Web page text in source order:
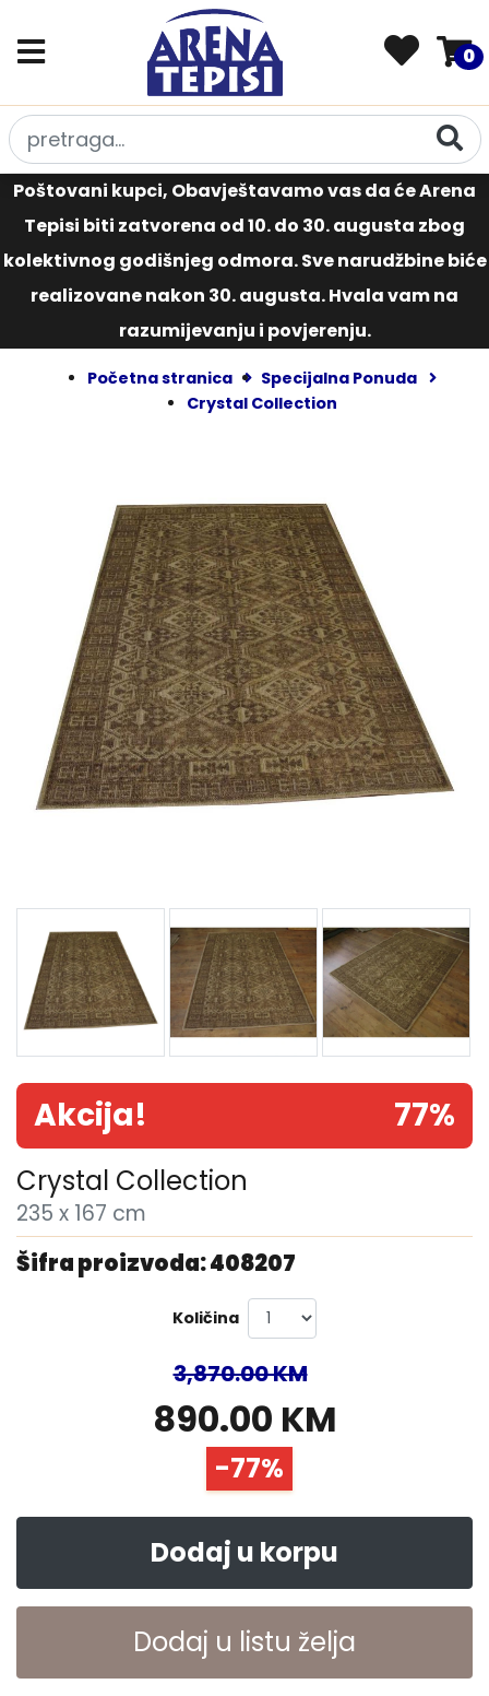
0
Poštovani kupci, Obavještavamo vas da će Arena
Tepisi biti zatvorena od 10. do 30. augusta zbog
kolektivnog godišnjeg odmora. Sve narudžbine biće
realizovane nakon 30. augusta. Hvala vam na
razumijevanju i povjerenju.
Početna stranica
Specijalna Ponuda
Crystal Collection
Akcija! 77%
Crystal Collection
235 x 167 cm
Šifra proizvoda: 408207
Količina
3,870.00 KM
890.00 KM
-77%
Dodaj u korpu
Dodaj u listu želja